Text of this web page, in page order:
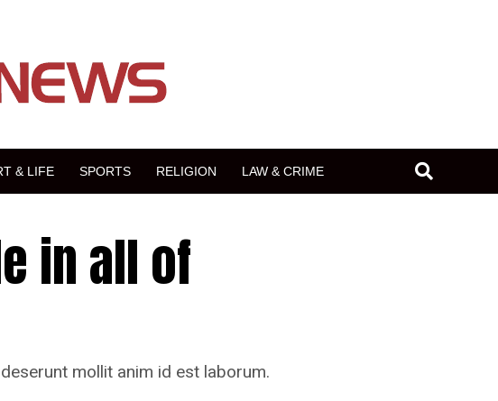
& LIFE SPORTS RELIGION LAW & CRIME
in all of
mollit anim id est laborum.